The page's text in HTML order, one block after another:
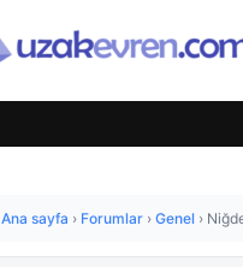
Ana sayfa › Forumlar › Genel ›